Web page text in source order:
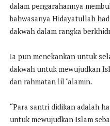
dalam pengarahannya
bahwasanya Hidayatullah
dakwah dalam rangka
Ia pun menekankan untuk
dakwah untuk mewujudkan
dan rahmatan lil ‘alamin.
“Para santri didikan adalah
untuk mewujudkan Islam